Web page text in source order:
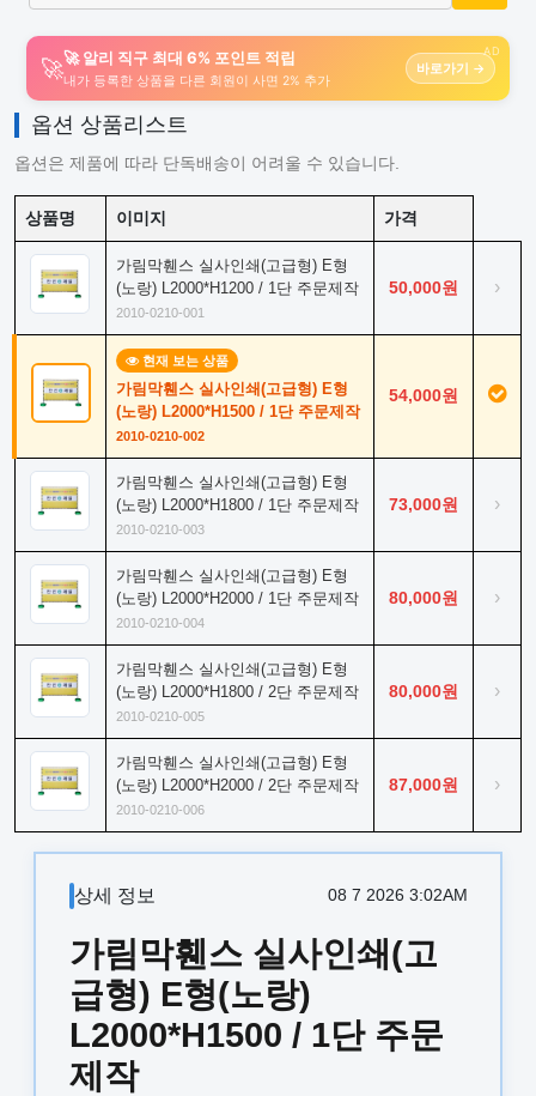
AD
🚀🚀 알리 직구 최대 6% 포인트 적립
내가 등록한 상품을 다른 회원이 사면 2% 추가
바로가기 →
옵션 상품리스트
옵션은 제품에 따라 단독배송이 어려울 수 있습니다.
상품명 이미지 가격
가림막휀스 실사인쇄(고급형) E형
(노랑) L2000*H1200 / 1단 주문제작
2010-0210-001
50,000원 ›
현재 보는 상품
가림막휀스 실사인쇄(고급형) E형
(노랑) L2000*H1500 / 1단 주문제작
2010-0210-002
54,000원
가림막휀스 실사인쇄(고급형) E형
(노랑) L2000*H1800 / 1단 주문제작
2010-0210-003
73,000원 ›
가림막휀스 실사인쇄(고급형) E형
(노랑) L2000*H2000 / 1단 주문제작
2010-0210-004
80,000원 ›
가림막휀스 실사인쇄(고급형) E형
(노랑) L2000*H1800 / 2단 주문제작
2010-0210-005
80,000원 ›
가림막휀스 실사인쇄(고급형) E형
(노랑) L2000*H2000 / 2단 주문제작
2010-0210-006
87,000원 ›
상세 정보 08 7 2026 3:02AM
가림막휀스 실사인쇄(고
급형) E형(노랑)
L2000*H1500 / 1단 주문
제작